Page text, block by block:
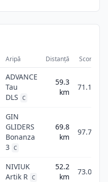
Aripă Distanță Scor
ADVANCE
Tau
DLS
C
59.3
km
71.1
GIN
GLIDERS
Bonanza
3 C
69.8
km
97.7
NIVIUK
Artik R C
52.2
km
73.0